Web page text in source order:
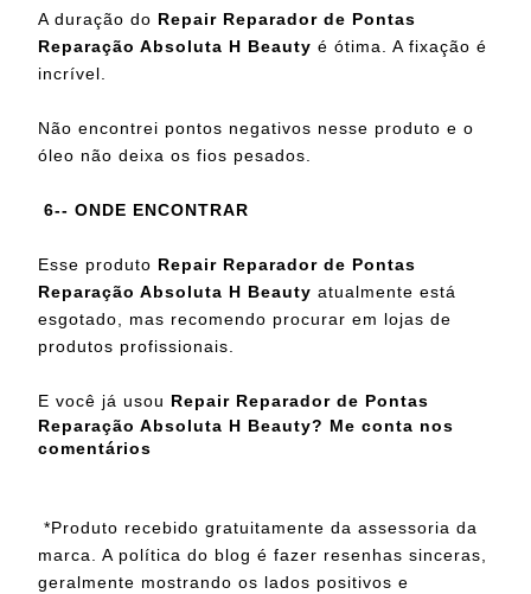
A duração do Repair Reparador de Pontas
Reparação Absoluta H Beauty é ótima. A fixação é
incrível.
Não encontrei pontos negativos nesse produto e o
óleo não deixa os fios pesados.
6-- ONDE ENCONTRAR
Esse produto Repair Reparador de Pontas
Reparação Absoluta H Beauty atualmente está
esgotado, mas recomendo procurar em lojas de
produtos profissionais.
E você já usou Repair Reparador de Pontas
Reparação Absoluta H Beauty? Me conta nos
comentários
*Produto recebido gratuitamente da assessoria da
marca. A política do blog é fazer resenhas sinceras,
geralmente mostrando os lados positivos e